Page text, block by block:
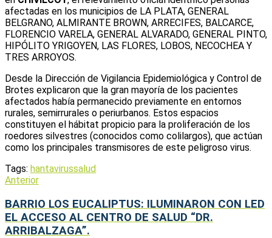
afectadas en los municipios de LA PLATA, GENERAL
BELGRANO, ALMIRANTE BROWN, ARRECIFES, BALCARCE,
FLORENCIO VARELA, GENERAL ALVARADO, GENERAL PINTO,
HIPÓLITO YRIGOYEN, LAS FLORES, LOBOS, NECOCHEA Y
TRES ARROYOS.
Desde la Dirección de Vigilancia Epidemiológica y Control de
Brotes explicaron que la gran mayoría de los pacientes
afectados había permanecido previamente en entornos
rurales, semirrurales o periurbanos. Estos espacios
constituyen el hábitat propicio para la proliferación de los
roedores silvestres (conocidos como colilargos), que actúan
como los principales transmisores de este peligroso virus.
Tags: hantavirussalud
Anterior
BARRIO LOS EUCALIPTUS: ILUMINARON CON LED
EL ACCESO AL CENTRO DE SALUD “DR.
ARRIBALZAGA”.